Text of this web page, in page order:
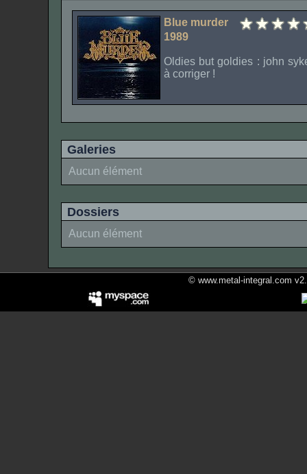
Blue murder
1989
Oldies but goldies : john
à corriger !
Galeries
Aucun élément
Dossiers
Aucun élément
© www.metal-integral.com